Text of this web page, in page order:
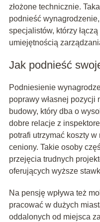
złożone technicznie.
podnieść
specjalistów, którzy
umiejętnością
Jak podnieść
Podniesienie
poprawy własnej
budowy, który dba o
dobre relacje z
potrafi utrzymać koszty
ceniony. Takie osoby
przejęcia trudnych
oferujących wyższe
Na pensję wpływa też
pracować w dużych
oddalonych od miejsca